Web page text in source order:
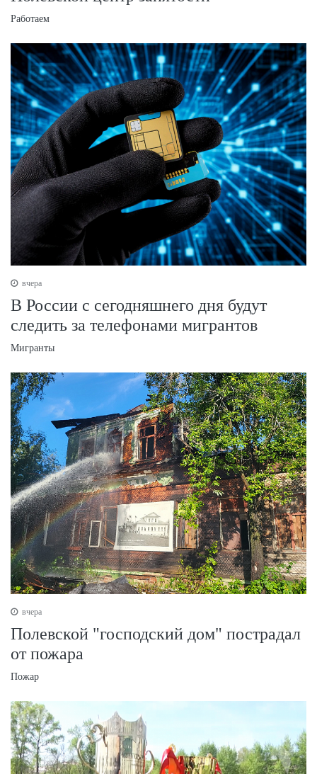
Работаем
вчера
В России с сегодняшнего дня будут
следить за телефонами мигрантов
Мигранты
вчера
Полевской "господский дом" пострадал
от пожара
Пожар